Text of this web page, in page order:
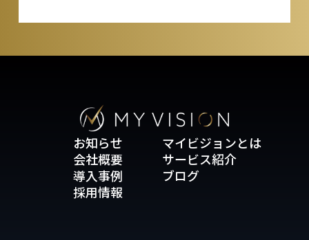
お知らせ
マイビジョンとは
会社概要
サービス紹介
導入事例
ブログ
採用情報